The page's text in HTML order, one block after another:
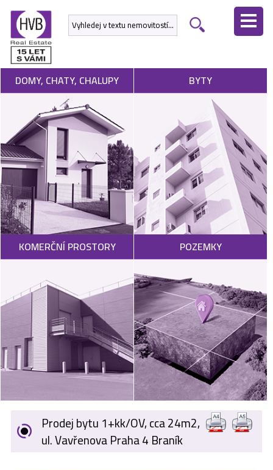
DOMY, CHATY, CHALUPY BYTY
KOMERČNÍ PROSTORY POZEMKY
ÚVODNÍ
STRÁNKA
NEMOVITOSTI
DEVELOPERSKÉ
PROJEKTY
SLUŽBY
NABÍDNOUT
NEMOVITOST
POPTAT
NEMOVITOST
VÝKUP
NEMOVITOSTÍ
SPONZORUJEME
NÁŠ ČASOPIS
KARIÉRA
Prodej bytu 1+kk/OV, cca 24m2,
ul. Vavřenova Praha 4 Braník